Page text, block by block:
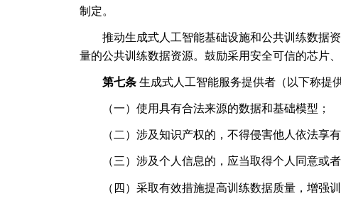
制定。
推动生成式人工智能基础设施和公共训练数据
量的公共训练数据资源。鼓励采用安全可信的芯片
第七条 生成式人工智能服务提供者（以下称提
（一）使用具有合法来源的数据和基础模型；
（二）涉及知识产权的，不得侵害他人依法享
（三）涉及个人信息的，应当取得个人同意或
（四）采取有效措施提高训练数据质量，增强